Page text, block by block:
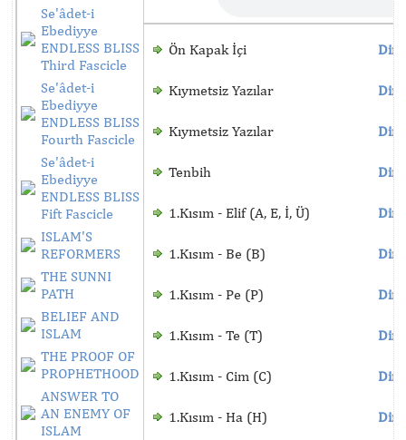
Se'âdet-i
Ebediyye
ENDLESS BLISS
Third Fascicle
Se'âdet-i
Ebediyye
ENDLESS BLISS
Fourth Fascicle
Se'âdet-i
Ebediyye
ENDLESS BLISS
Fift Fascicle
ISLAM'S
REFORMERS
THE SUNNI
PATH
BELIEF AND
ISLAM
THE PROOF OF
PROPHETHOOD
ANSWER TO
AN ENEMY OF
ISLAM
Ön Kapak İçi
Kıymetsiz Yazılar
Kıymetsiz Yazılar
Tenbih
1.Kısım - Elif (A, E, İ, Ü)
1.Kısım - Be (B)
1.Kısım - Pe (P)
1.Kısım - Te (T)
1.Kısım - Cim (C)
1.Kısım - Ha (H)